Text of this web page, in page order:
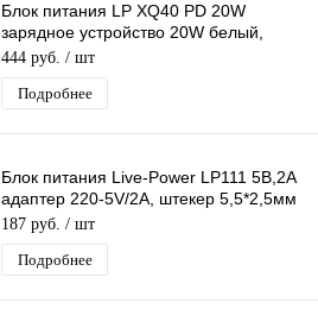
Блок питания LP XQ40 PD 20W
зарядное устройство 20W белый,
вход Type-C, с кабелем Type-C - Type-
C
444 руб. / шт
Подробнее
Блок питания Live-Power LP111 5В,2А
адаптер 220-5V/2A, штекер 5,5*2,5мм
+2 насадки (4.0*1.7/3.5*1.3)
187 руб. / шт
Подробнее